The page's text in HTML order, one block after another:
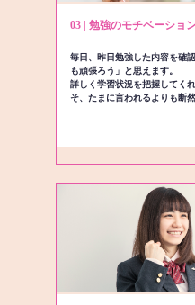
03 | 勉強のモチベーショ
毎日、昨日勉強した内容を確
も頑張ろう」と思えます。
詳しく学習状況を把握してく
そ、たまに言われるよりも断